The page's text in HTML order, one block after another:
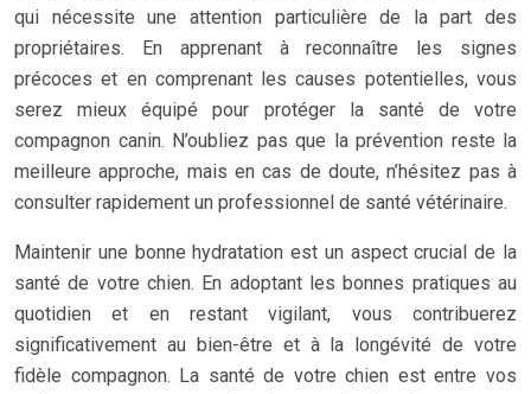
qui nécessite une attention particulière de la part des
propriétaires. En apprenant à reconnaître les signes
précoces et en comprenant les causes potentielles, vous
serez mieux équipé pour protéger la santé de votre
compagnon canin. N’oubliez pas que la prévention reste la
meilleure approche, mais en cas de doute, n’hésitez pas à
consulter rapidement un professionnel de santé vétérinaire.
Maintenir une bonne hydratation est un aspect crucial de la
santé de votre chien. En adoptant les bonnes pratiques au
quotidien et en restant vigilant, vous contribuerez
significativement au bien-être et à la longévité de votre
fidèle compagnon. La santé de votre chien est entre vos